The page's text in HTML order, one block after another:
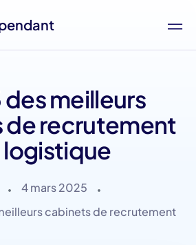
des meilleurs
de recrutement
logistique
4 mars 2025
cabinets de recrutement